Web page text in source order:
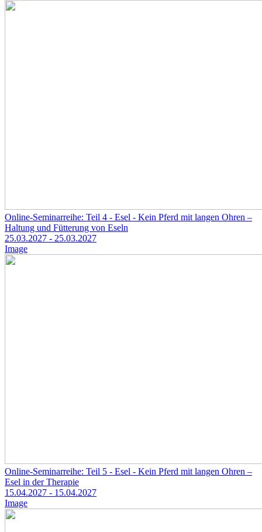
Online-Seminarreihe: Teil 4 - Esel - Kein Pferd mit langen Ohren –
Haltung und Fütterung von Eseln
25.03.2027 - 25.03.2027
Image
Online-Seminarreihe: Teil 5 - Esel - Kein Pferd mit langen Ohren –
Esel in der Therapie
15.04.2027 - 15.04.2027
Image